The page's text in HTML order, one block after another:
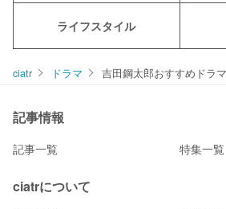
ライフスタイル
ciatr ドラマ 吉田鋼太郎おすすめドラ
記事情報
記事一覧 特集一覧
ciatrについて